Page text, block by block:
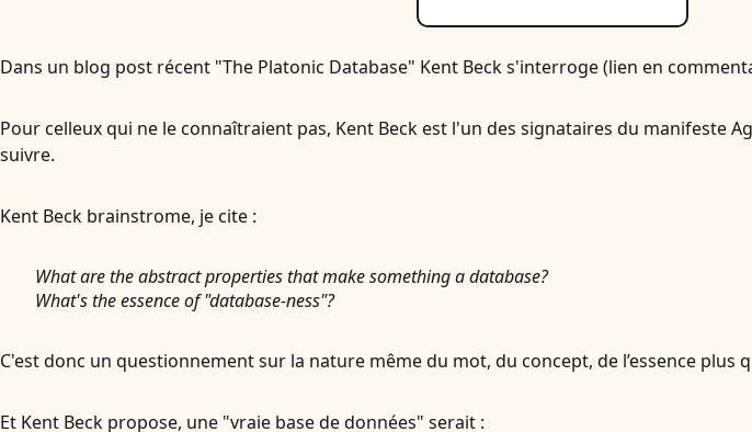
Dans un blog post récent "The Platonic Database" Kent Beck s'interroge (lien en
Pour celleux qui ne le connaîtraient pas, Kent Beck est l'un des signataires du manifeste
suivre.
Kent Beck brainstrome, je cite :
What are the abstract properties that make something a database?
What's the essence of "database-ness"?
C'est donc un questionnement sur la nature même du mot, du concept, de l’essence plus
Et Kent Beck propose, une "vraie base de données" serait :